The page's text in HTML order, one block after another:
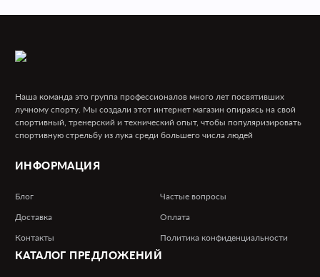
Наша команда это группа профессионалов много лет посвятивших
лучному спорту. Мы создали этот интернет магазин опираясь на свой
спортивный, тренерский и технический опыт, чтобы популяризировать
спортивную стрельбу из лука среди большего числа людей
ИНФОРМАЦИЯ
Блог
Частые вопросы
Доставка
Оплата
Контакты
Политика конфиденциальности
КАТАЛОГ ПРЕДЛОЖЕНИЙ